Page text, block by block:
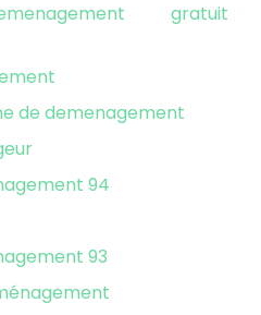
gratuit
de demenagement
94
93